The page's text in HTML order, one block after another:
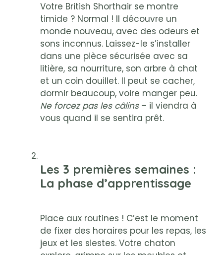
Votre British Shorthair se montre
timide ? Normal ! Il découvre un
monde nouveau, avec des odeurs et
sons inconnus. Laissez-le s’installer
dans une pièce sécurisée avec sa
litière, sa nourriture, son arbre à chat
et un coin douillet. Il peut se cacher,
dormir beaucoup, voire manger peu.
Ne forcez pas les câlins– il viendra à
vous quand il se sentira prêt.
Les 3 premières semaines :
La phase d’apprentissage
Place aux routines ! C’est le moment
de fixer des horaires pour les repas, les
jeux et les siestes. Votre chaton